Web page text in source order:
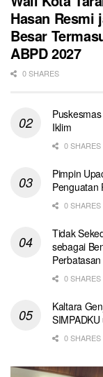
Hasan Resmi
Besar
ABPD 2027
0 SHARES
Iklim
0 SHARES
Pimpin
Penguatan
0 SHARES
Tidak
sebagai
Perbatasan
0 SHARES
Kaltara
0 SHARES